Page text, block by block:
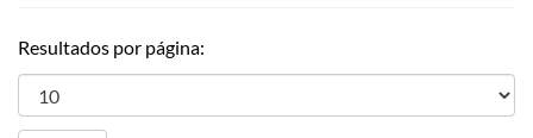
Resultados por página: